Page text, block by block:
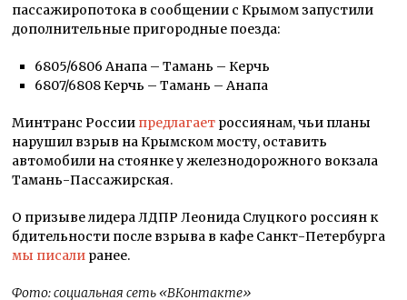
пассажиропотока в сообщении с Крымом запустили
дополнительные пригородные поезда:
6805/6806 Анапа – Тамань – Керчь
6807/6808 Керчь – Тамань – Анапа
Минтранс России предлагает россиянам, чьи планы
нарушил взрыв на Крымском мосту, оставить
автомобили на стоянке у железнодорожного вокзала
Тамань-Пассажирская.
О призыве лидера ЛДПР Леонида Слуцкого россиян к
бдительности после взрыва в кафе Санкт-Петербурга
мы писали ранее.
Фото: социальная сеть «ВКонтакте»